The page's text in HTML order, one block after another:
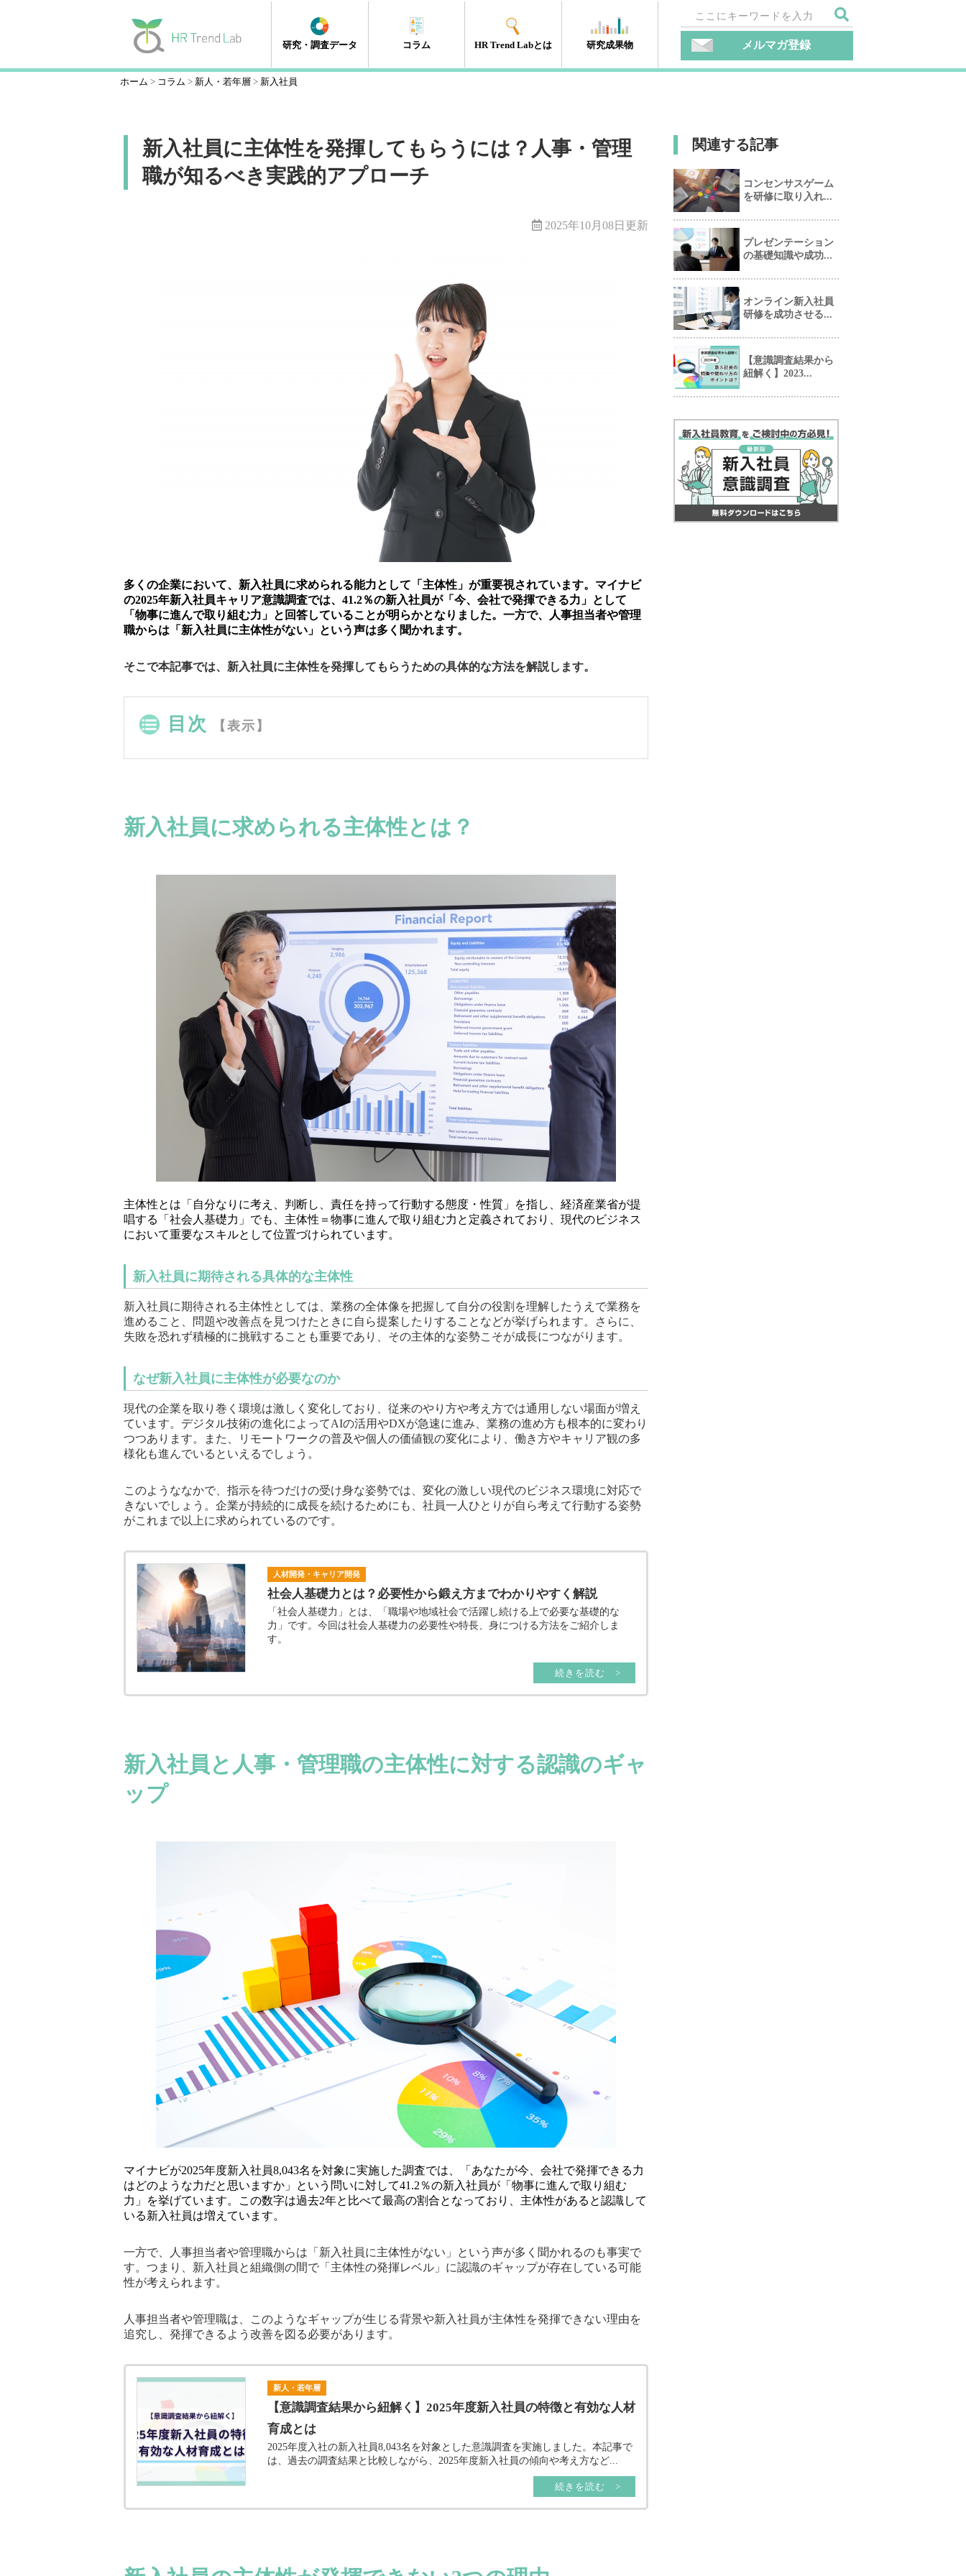
研究・調査データ コラム HR Trend Labとは 研究成果物 メルマガ登録
ホーム コラム 新人・若年層 新入社員
新入社員に主体性を発揮してもらうには？人事・管理
職が知るべき実践的アプローチ
2025年10月08日更新
多くの企業において、新入社員に求められる能力として「主体性」が重要視されています。マイナビ
の2025年新入社員キャリア意識調査では、41.2％の新入社員が「今、会社で発揮できる力」として
「物事に進んで取り組む力」と回答していることが明らかとなりました。一方で、人事担当者や管理
職からは「新入社員に主体性がない」という声は多く聞かれます。
そこで本記事では、新入社員に主体性を発揮してもらうための具体的な方法を解説します。
目次 【表示】
新入社員に求められる主体性とは？
主体性とは「自分なりに考え、判断し、責任を持って行動する態度・性質」を指し、経済産業省が提
唱する「社会人基礎力」でも、主体性＝物事に進んで取り組む力と定義されており、現代のビジネス
において重要なスキルとして位置づけられています。
新入社員に期待される具体的な主体性
新入社員に期待される主体性としては、業務の全体像を把握して自分の役割を理解したうえで業務を
進めること、問題や改善点を見つけたときに自ら提案したりすることなどが挙げられます。さらに、
失敗を恐れず積極的に挑戦することも重要であり、その主体的な姿勢こそが成長につながります。
なぜ新入社員に主体性が必要なのか
現代の企業を取り巻く環境は激しく変化しており、従来のやり方や考え方では通用しない場面が増え
ています。デジタル技術の進化によってAIの活用やDXが急速に進み、業務の進め方も根本的に変わり
つつあります。また、リモートワークの普及や個人の価値観の変化により、働き方やキャリア観の多
様化も進んでいるといえるでしょう。
このようななかで、指示を待つだけの受け身な姿勢では、変化の激しい現代のビジネス環境に対応で
きないでしょう。企業が持続的に成長を続けるためにも、社員一人ひとりが自ら考えて行動する姿勢
がこれまで以上に求められているのです。
人材開発・キャリア開発
社会人基礎力とは？必要性から鍛え方までわかりやすく解説
「社会人基礎力」とは、「職場や地域社会で活躍し続ける上で必要な基礎的な
力」です。今回は社会人基礎力の必要性や特長、身につける方法をご紹介しま
す。
続きを読む >
新入社員と人事・管理職の主体性に対する認識のギャ
ップ
マイナビが2025年度新入社員8,043名を対象に実施した調査では、「あなたが今、会社で発揮できる力
はどのような力だと思いますか」という問いに対して41.2％の新入社員が「物事に進んで取り組む
力」を挙げています。この数字は過去2年と比べて最高の割合となっており、主体性があると認識して
いる新入社員は増えています。
一方で、人事担当者や管理職からは「新入社員に主体性がない」という声が多く聞かれるのも事実で
す。つまり、新入社員と組織側の間で「主体性の発揮レベル」に認識のギャップが存在している可能
性が考えられます。
人事担当者や管理職は、このようなギャップが生じる背景や新入社員が主体性を発揮できない理由を
追究し、発揮できるよう改善を図る必要があります。
新人・若年層
【意識調査結果から紐解く】2025年度新入社員の特徴と有効な人材
育成とは
2025年度入社の新入社員8,043名を対象とした意識調査を実施しました。本記事で
は、過去の調査結果と比較しながら、2025年度新入社員の傾向や考え方など...
続きを読む >
関連する記事
コンセンサスゲーム
を研修に取り入れ...
プレゼンテーション
の基礎知識や成功...
オンライン新入社員
研修を成功させる...
【意識調査結果から
紐解く】2023...